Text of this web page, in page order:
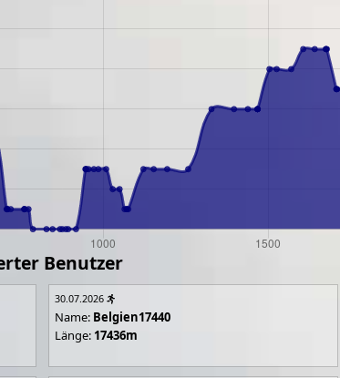
Benutzer
30.07.2026
Name: Belgien17440
Länge: 17436m